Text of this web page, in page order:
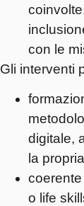
con le
Gli interventi
digitale,
la
o life